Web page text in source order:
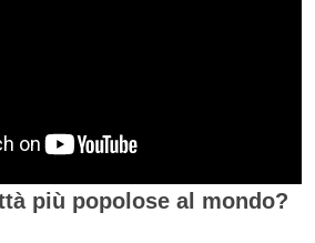
più popolose al mondo?